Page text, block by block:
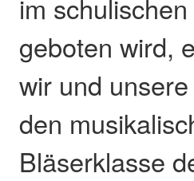
im
geboten wird,
wir und
den
Bläserklasse